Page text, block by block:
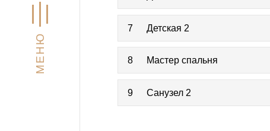
МЕНЮ
7 Детская 2
8 Мастер спальня
9 Санузел 2